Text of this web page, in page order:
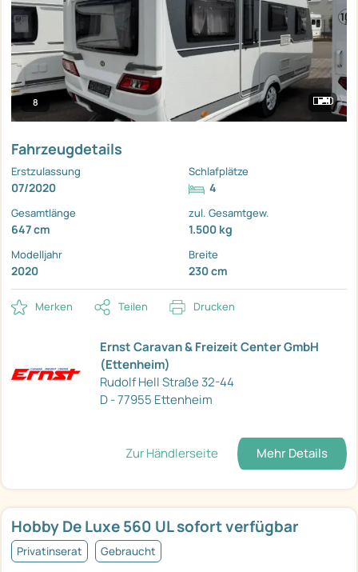
8
Fahrzeugdetails
Erstzulassung
07/2020
Schlafplätze
4
Gesamtlänge
647 cm
zul. Gesamtgew.
1.500 kg
Modelljahr
2020
Breite
230 cm
Merken Teilen Drucken
Ernst Caravan & Freizeit Center GmbH
(Ettenheim)
Rudolf Hell Straße 32-44
D - 77955 Ettenheim
Zur Händlerseite Mehr Details
Hobby De Luxe 560 UL sofort verfügbar
Privatinserat Gebraucht